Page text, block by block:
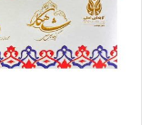
شهرها